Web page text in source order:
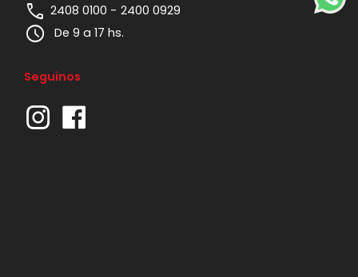
phone 2408 0100 - 2400 0929
schedule De 9 a 17 hs.
Seguinos